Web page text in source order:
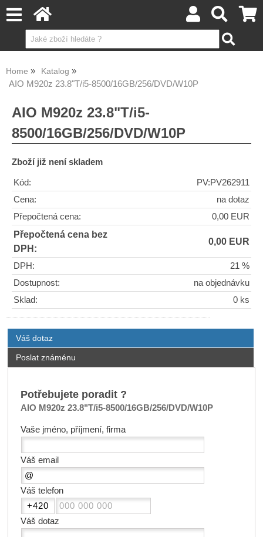
Home Katalog
AIO M920z 23.8"T/i5-8500/16GB/256/DVD/W10P
AIO M920z 23.8"T/i5-
8500/16GB/256/DVD/W10P
Zboží již není skladem
Kód:
PV:PV262911
Cena:
na dotaz
Přepočtená cena:
0,00 EUR
Přepočtená cena bez
DPH:
0,00 EUR
DPH:
21 %
Dostupnost:
na objednávku
Sklad:
0 ks
Váš dotaz
Poslat známénu
Potřebujete poradit ?
AIO M920z 23.8"T/i5-8500/16GB/256/DVD/W10P
Vaše jméno, příjmení, firma
Váš email
Váš telefon
Váš dotaz